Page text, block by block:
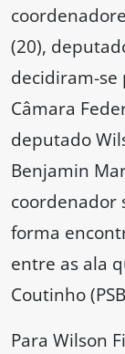
(20),
decidiram-
Câmara
deputado
Benjamin
coordenador
forma
entre as ala
Coutinho
Para Wilson